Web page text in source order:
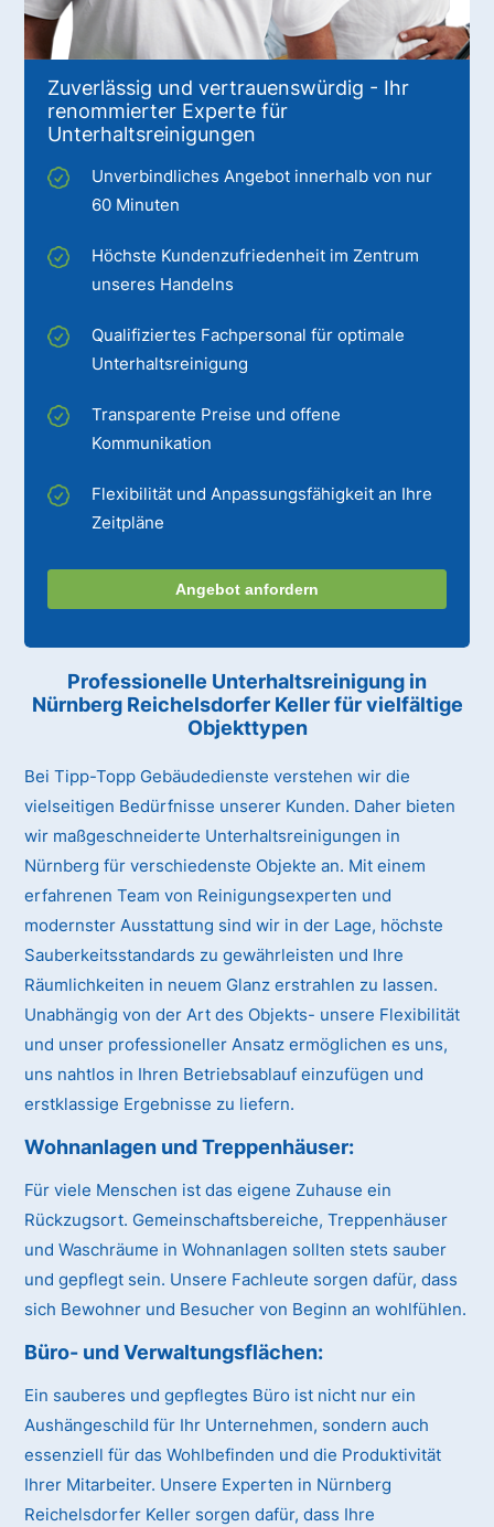
Zuverlässig und vertrauenswürdig - Ihr
renommierter Experte für
Unterhaltsreinigungen
Unverbindliches Angebot innerhalb von nur
60 Minuten
Höchste Kundenzufriedenheit im Zentrum
unseres Handelns
Qualifiziertes Fachpersonal für optimale
Unterhaltsreinigung
Transparente Preise und offene
Kommunikation
Flexibilität und Anpassungsfähigkeit an Ihre
Zeitpläne
Angebot anfordern
Professionelle Unterhaltsreinigung in
Nürnberg Reichelsdorfer Kellerfür vielfältige
Objekttypen
Bei Tipp-Topp Gebäudedienste verstehen wir die
vielseitigen Bedürfnisse unserer Kunden. Daher bieten
wir maßgeschneiderte Unterhaltsreinigungen in
Nürnberg für verschiedenste Objekte an. Mit einem
erfahrenen Team von Reinigungsexperten und
modernster Ausstattung sind wir in der Lage, höchste
Sauberkeitsstandards zu gewährleisten und Ihre
Räumlichkeiten in neuem Glanz erstrahlen zu lassen.
Unabhängig von der Art des Objekts- unsere Flexibilität
und unser professioneller Ansatz ermöglichen es uns,
uns nahtlos in Ihren Betriebsablauf einzufügen und
erstklassige Ergebnisse zu liefern.
Wohnanlagen und Treppenhäuser:
Für viele Menschen ist das eigene Zuhause ein
Rückzugsort. Gemeinschaftsbereiche, Treppenhäuser
und Waschräume in Wohnanlagen sollten stets sauber
und gepflegt sein. Unsere Fachleute sorgen dafür, dass
sich Bewohner und Besucher von Beginn an wohlfühlen.
Büro- und Verwaltungsflächen:
Ein sauberes und gepflegtes Büro ist nicht nur ein
Aushängeschild für Ihr Unternehmen, sondern auch
essenziell für das Wohlbefinden und die Produktivität
Ihrer Mitarbeiter. Unsere Experten in Nürnberg
Reichelsdorfer Keller sorgen dafür, dass Ihre